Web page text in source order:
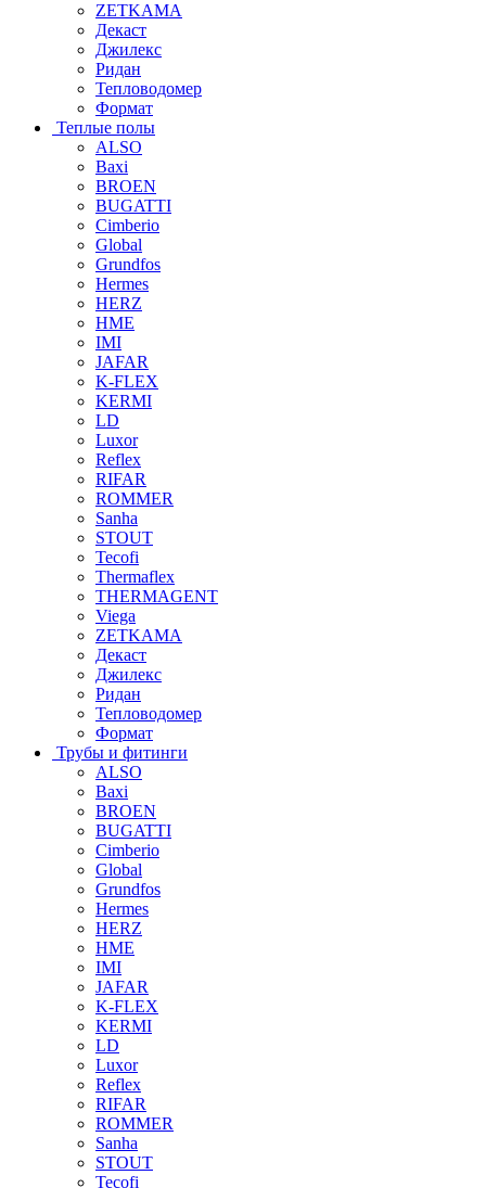
ZETKAMA
Декаст
Джилекс
Ридан
Тепловодомер
Формат
Теплые полы
ALSO
Baxi
BROEN
BUGATTI
Cimberio
Global
Grundfos
Hermes
HERZ
HME
IMI
JAFAR
K-FLEX
KERMI
LD
Luxor
Reflex
RIFAR
ROMMER
Sanha
STOUT
Tecofi
Thermaflex
THERMAGENT
Viega
ZETKAMA
Декаст
Джилекс
Ридан
Тепловодомер
Формат
Трубы и фитинги
ALSO
Baxi
BROEN
BUGATTI
Cimberio
Global
Grundfos
Hermes
HERZ
HME
IMI
JAFAR
K-FLEX
KERMI
LD
Luxor
Reflex
RIFAR
ROMMER
Sanha
STOUT
Tecofi